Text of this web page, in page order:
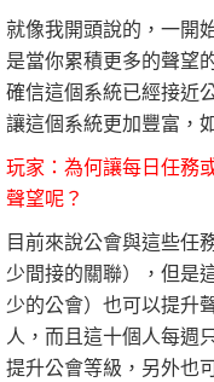
就像我開頭說的，一開
是當你累積更多的聲望
確信這個系統已經接近
讓這個系統更加豐富，
玩家：為何讓每日任務
聲望呢？
目前來說公會與這些任
少間接的關聯），但是
少的公會）也可以提升
人，而且這十個人每週
提升公會等級，另外也